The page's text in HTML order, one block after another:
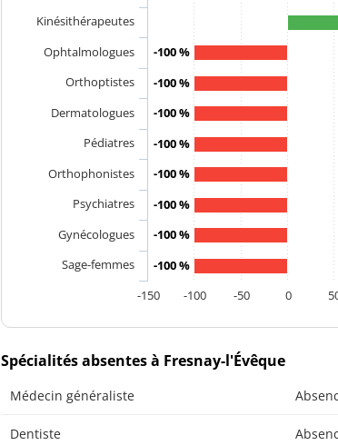
-100 %
-100 %
-100 %
-100 %
-100 %
-100 %
-100 %
-100 %
Kinésithérapeutes
Ophtalmologues
Orthoptistes
Dermatologues
Pédiatres
Orthophonistes
Psychiatres
Gynécologues
Sage-femmes
-150
-100 -50 0
Spécialités absentes à Fresnay-l'Évêque
Médecin généraliste
Dentiste